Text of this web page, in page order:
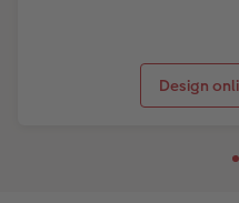
Design